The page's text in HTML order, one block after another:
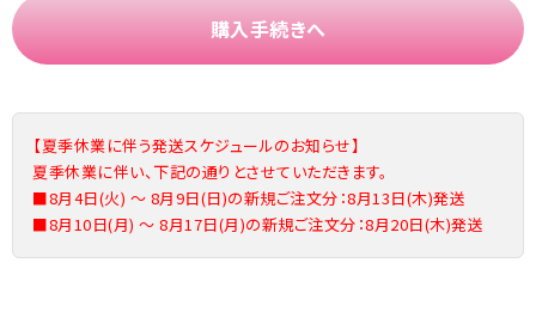
購入手続きへ
【夏季休業に伴う発送スケジュールのお知らせ】
夏季休業に伴い、下記の通りとさせていただきます。
■8月4日(火) ～ 8月9日(日)の新規ご注文分：8月13日(木)発送
■8月10日(月) ～ 8月17日(月)の新規ご注文分：8月20日(木)発送